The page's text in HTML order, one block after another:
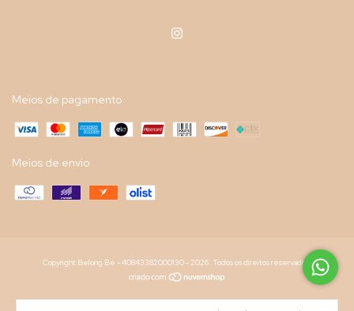
Meios de pagamento
Meios de envio
Copyright Belong Be - 40843382000130 - 2026. Todos os direitos reservados.